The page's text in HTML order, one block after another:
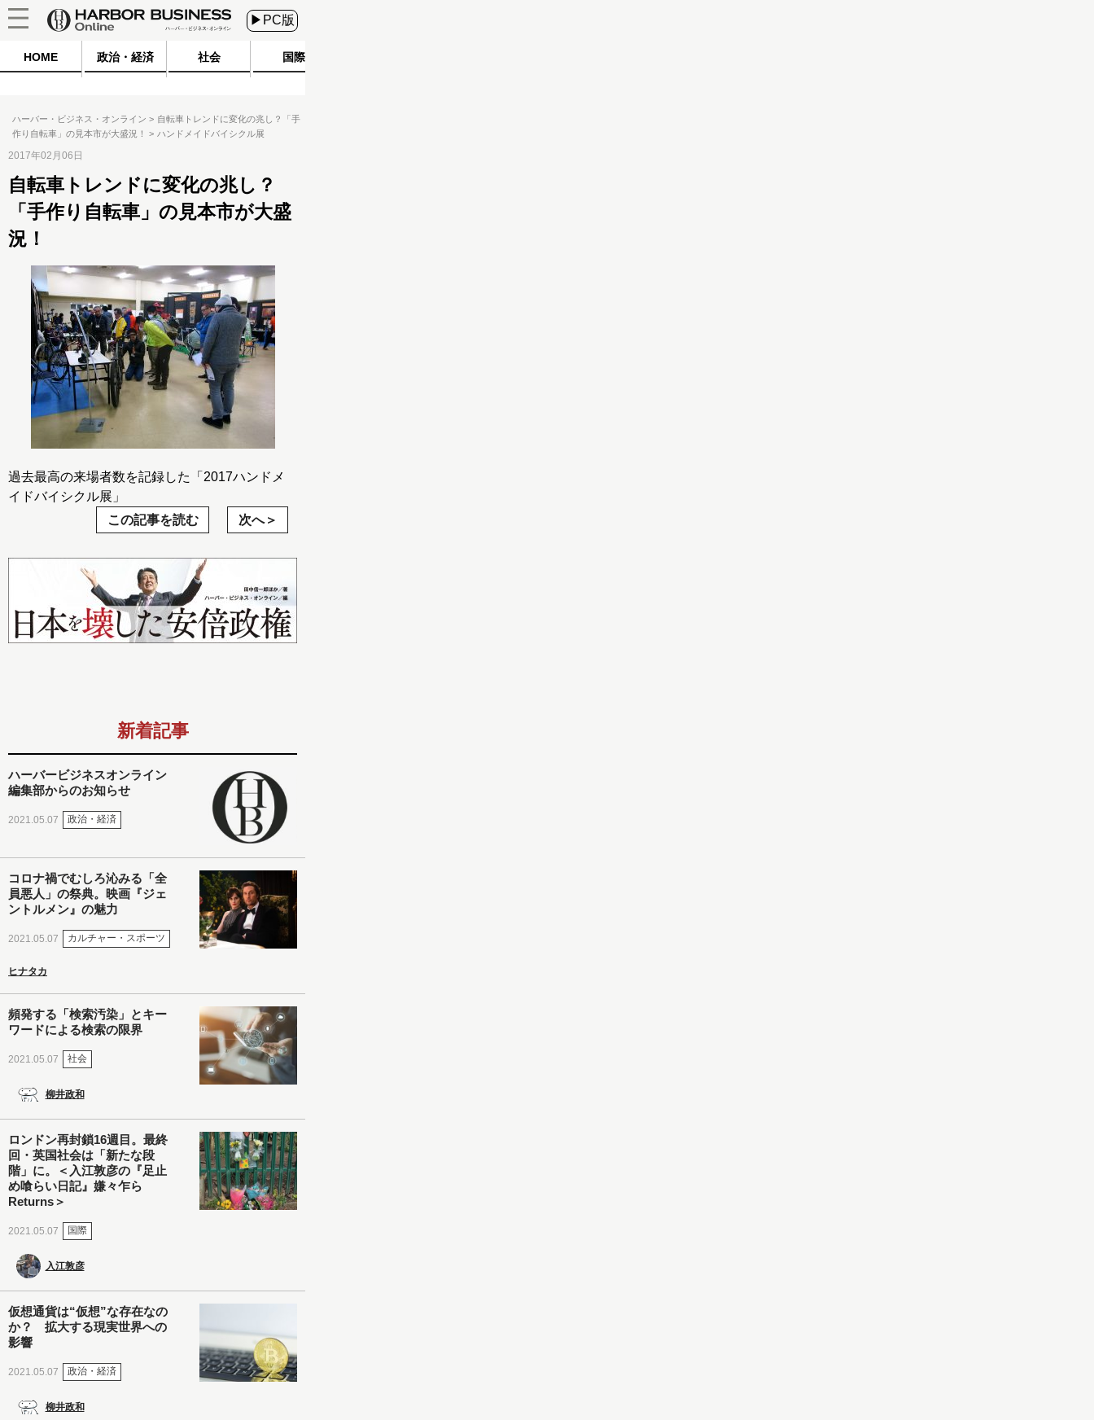
▶PC版
HOME 政治・経済 社会 国際
ハーバー・ビジネス・オンライン
自転車トレンドに変化の兆し？「手
作り自転車」の見本市が大盛況！
ハンドメイドバイシクル展
2017年02月06日
自転車トレンドに変化の兆し？
「手作り自転車」の見本市が大盛
況！
過去最高の来場者数を記録した「2017ハンドメ
イドバイシクル展」
この記事を読む
次へ
新着記事
ハーバービジネスオンライン
編集部からのお知らせ
2021.05.07 政治・経済
コロナ禍でむしろ沁みる「全
員悪人」の祭典。映画『ジェ
ントルメン』の魅力
2021.05.07 カルチャー・スポーツ
ヒナタカ
頻発する「検索汚染」とキー
ワードによる検索の限界
2021.05.07 社会
柳井政和
ロンドン再封鎖16週目。最終
回・英国社会は「新たな段
階」に。＜入江敦彦の『足止
め喰らい日記』嫌々乍ら
Returns＞
2021.05.07 国際
入江敦彦
仮想通貨は“仮想”な存在なの
か？ 拡大する現実世界への
影響
2021.05.07 政治・経済
柳井政和